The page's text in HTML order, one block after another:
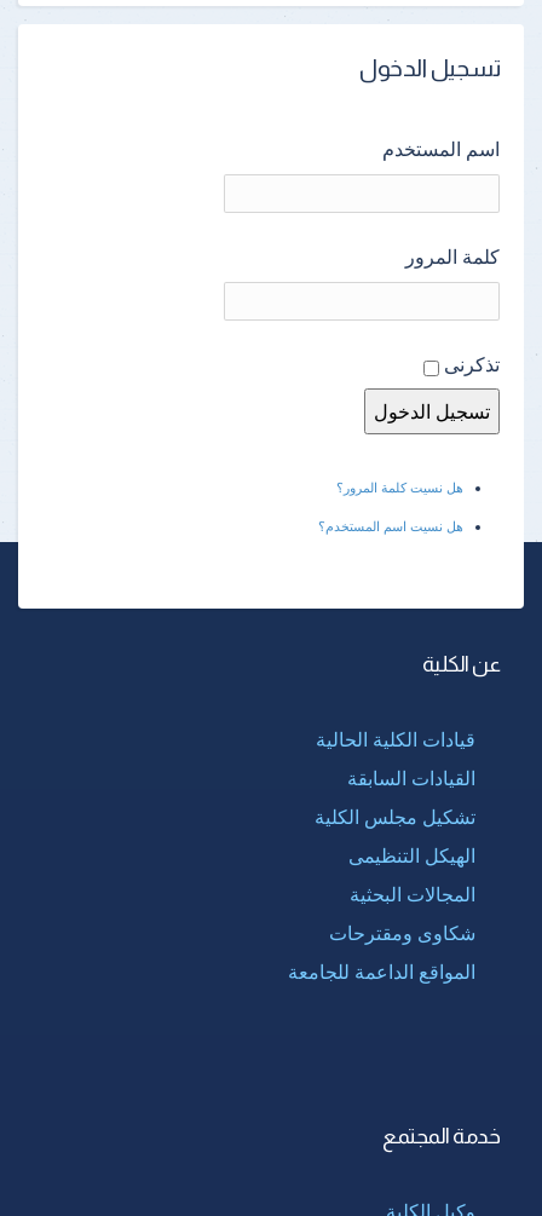
تسجيل الدخول
اسم المستخدم
كلمة المرور
تذكرنى
هل نسيت كلمة المرور؟
هل نسيت اسم المستخدم؟
عن الكلية
قيادات الكلية الحالية
القيادات السابقة
تشكيل مجلس الكلية
الهيكل التنظيمى
المجالات البحثية
شكاوى ومقترحات
المواقع الداعمة للجامعة
خدمة المجتمع
وكيل الكلية